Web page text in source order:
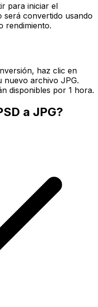
para iniciar el
será convertido usando
rendimiento.
haz clic en
nuevo archivo JPG.
disponibles por 1 hora.
a JPG?